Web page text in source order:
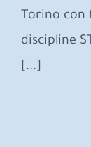
Torino
discipline
[...]